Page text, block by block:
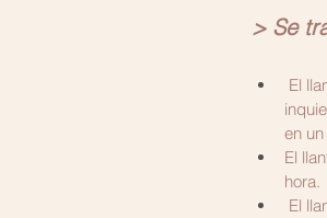
> Se
El
en
El
hora.